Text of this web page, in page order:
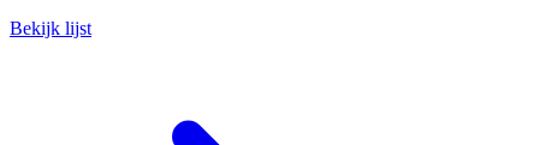
Bekijk lijst